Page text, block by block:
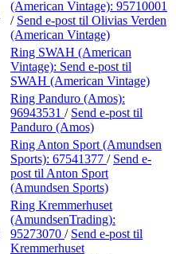
(American Vintage): 95710001
/ Send e-post til Olivias Verden
(American Vintage)
Ring SWAH (American
Vintage): Send e-post til
SWAH (American Vintage)
Ring Panduro (Amos):
96943531 / Send e-post til
Panduro (Amos)
Ring Anton Sport (Amundsen
Sports): 67541377 / Send e-
post til Anton Sport
(Amundsen Sports)
Ring Kremmerhuset
(AmundsenTrading):
95273070 / Send e-post til
Kremmerhuset